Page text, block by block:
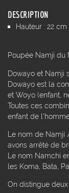
DESCRIPTION
Hauteur : 22 cm
Poupée Namji du
Dowayo et Namji
Dowayo est la
et Woyo (enfant,
Toutes ces
enfant de
Le nom de Namji
avons arrêté de
Le nom Namchi
les Koma, Bata,
On distingue